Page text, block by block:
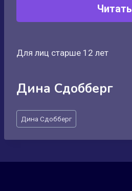
Читать
Для лиц старше 12 лет
Дина Сдобберг
Метки
записи:
Дина Сдобберг